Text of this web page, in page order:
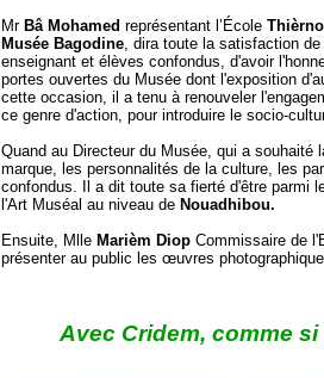
Mr Bâ Mohamed représentant l’École
Musée Bagodine, dira toute la satisfaction
enseignant et élèves confondus, d'avoir
portes ouvertes du Musée dont l'exposition
cette occasion, il a tenu à renouveler
ce genre d'action, pour introduire le socio-
Quand au Directeur du Musée, qui a souhaité
marque, les personnalités de la culture, les
confondus. Il a dit toute sa fierté d'être parmi
l'Art Muséal au niveau de Nouadhibou.
Ensuite, Mlle Marièm Diop Commissaire de
présenter au public les œuvres
Avec Cridem, comme